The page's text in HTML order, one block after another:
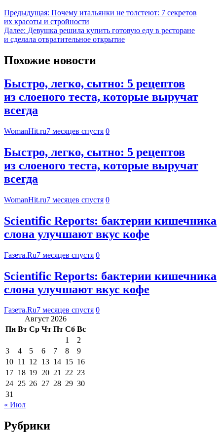
Предыдущая: Почему итальянки не толстеют: 7 секретов
их красоты и стройности
Далее: Девушка решила купить готовую еду в ресторане
и сделала отвратительное открытие
Похожие новости
Быстро, легко, сытно: 5 рецептов
из слоеного теста, которые выручат
всегда
WomanHit.ru7 месяцев спустя 0
Быстро, легко, сытно: 5 рецептов
из слоеного теста, которые выручат
всегда
WomanHit.ru7 месяцев спустя 0
Scientific Reports: бактерии кишечника
слона улучшают вкус кофе
Газета.Ru7 месяцев спустя 0
Scientific Reports: бактерии кишечника
слона улучшают вкус кофе
Газета.Ru7 месяцев спустя 0
Август 2026
Пн Вт Ср Чт Пт Сб Вс
1
2
3
4 5 6 7 8
9
10 11 12 13 14 15 16
17 18 19 20 21 22 23
24 25 26 27 28 29 30
31
« Июл
Рубрики